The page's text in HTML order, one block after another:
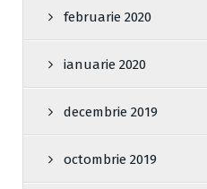
februarie 2020
ianuarie 2020
decembrie 2019
octombrie 2019